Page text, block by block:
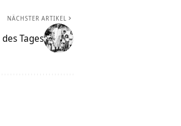
NÄCHSTER ARTIKEL
Tages